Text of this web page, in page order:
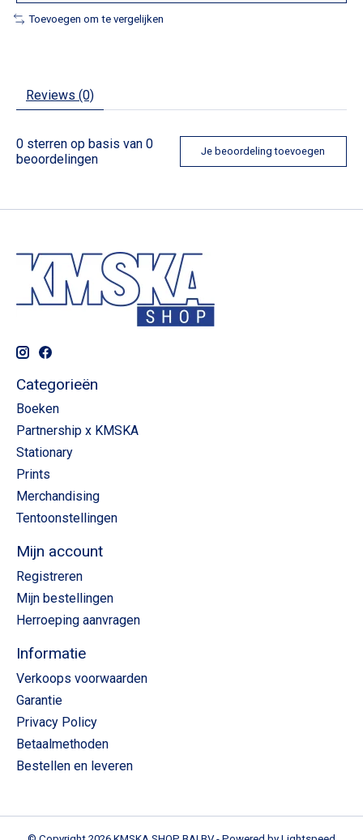
Toevoegen om te vergelijken
Reviews (0)
0 sterren op basis van 0
beoordelingen
Je beoordeling toevoegen
Categorieën
Boeken
Partnership x KMSKA
Stationary
Prints
Merchandising
Tentoonstellingen
Mijn account
Registreren
Mijn bestellingen
Herroeping aanvragen
Informatie
Verkoops voorwaarden
Garantie
Privacy Policy
Betaalmethoden
Bestellen en leveren